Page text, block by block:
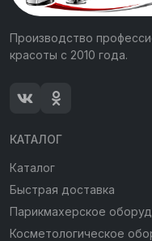
Производство
красоты с 2010 года.
КАТАЛОГ
Каталог
Быстрая доставка
Парикмахерское
Косметологическое